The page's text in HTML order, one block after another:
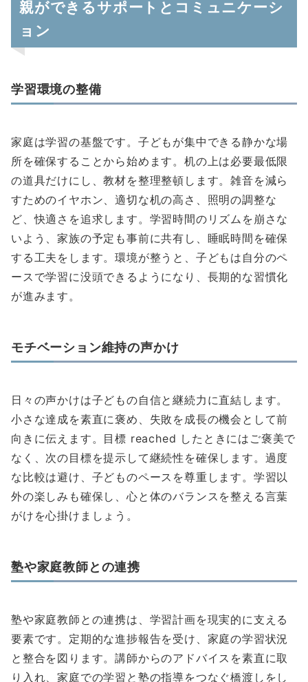
親ができるサポートとコミュニケーシ
ョン
学習環境の整備
家庭は学習の基盤です。子どもが集中できる静かな場
所を確保することから始めます。机の上は必要最低限
の道具だけにし、教材を整理整頓します。雑音を減ら
すためのイヤホン、適切な机の高さ、照明の調整な
ど、快適さを追求します。学習時間のリズムを崩さな
いよう、家族の予定も事前に共有し、睡眠時間を確保
する工夫をします。環境が整うと、子どもは自分のペ
ースで学習に没頭できるようになり、長期的な習慣化
が進みます。
モチベーション維持の声かけ
日々の声かけは子どもの自信と継続力に直結します。
小さな達成を素直に褒め、失敗を成長の機会として前
向きに伝えます。目標 reached したときにはご褒美で
なく、次の目標を提示して継続性を確保します。過度
な比較は避け、子どものペースを尊重します。学習以
外の楽しみも確保し、心と体のバランスを整える言葉
がけを心掛けましょう。
塾や家庭教師との連携
塾や家庭教師との連携は、学習計画を現実的に支える
要素です。定期的な進捗報告を受け、家庭の学習状況
と整合を図ります。講師からのアドバイスを素直に取
り入れ、家庭での学習と塾の指導をつなぐ橋渡しをし